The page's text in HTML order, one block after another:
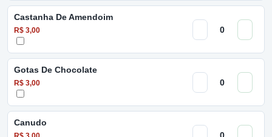
Castanha De Amendoim
R$ 3,00
Gotas De Chocolate
R$ 3,00
Canudo